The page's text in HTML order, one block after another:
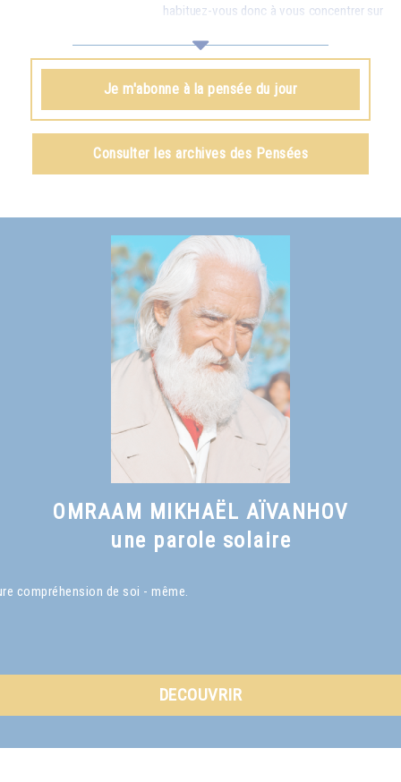
habituez-vous donc à vous concentrer sur
remplacera peu à peu toutes les particules usées, maladives de votre
corps par des particules nouvelles, plus pures. Et une fois que vous
aurez attiré la lumière en vous, vous devrez encore vous exercer à
envoyer cette lumière dans le monde entier pour aider tous les humains.
Omraam Mikhaël Aïvanhov
Voir le livreLa lumière, esprit vivant, chapitre IX
Je m'abonne à la pensée du jour
Consulter les archives des Pensées
OMRAAM MIKHAËL AÏVANHOV
une parole solaire
compréhension de soi - même.
DECOUVRIR